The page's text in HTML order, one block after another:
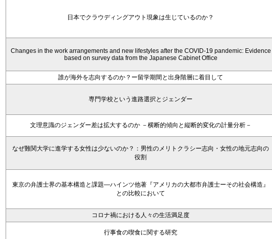
日本でクラウディングアウト現象は生じているのか？
Changes in the work arrangements and new lifestyles after the COVID-19 pandemic: Evidence
based on survey data from the Japanese Cabinet Office
誰が海外を志向するのか？ー留学期間と出身階層に着目して
専門学校という進路選択とジェンダー
文理意識のジェンダー差は拡大するのか －横断的傾向と縦断的変化の計量分析－
なぜ難関大学に進学する女性は少ないのか？：男性のメリトクラシー志向・女性の地元志向の
役割
東京の弁護士界の基本構造と課題―ハインツ他著『アメリカの大都市弁護士ーその社会構造』
との比較において
コロナ禍における人々の生活満足度
行事食の喫食に関する研究